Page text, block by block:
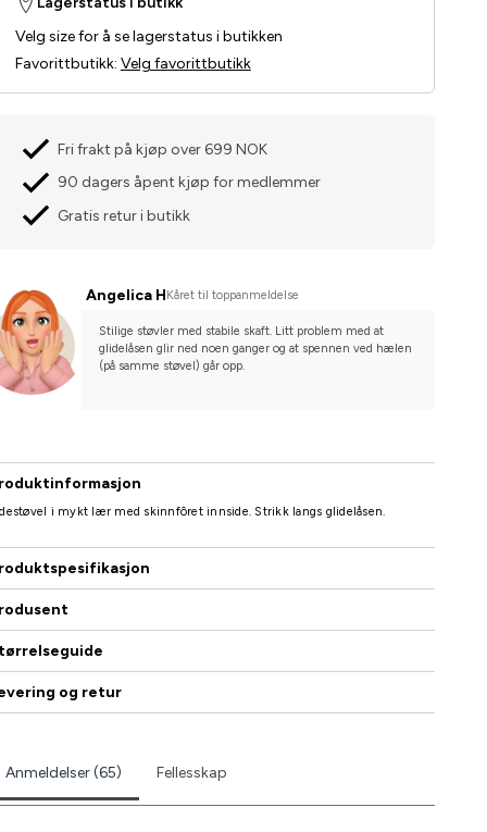
Velg size for å se lagerstatus i butikken
Favorittbutikk: Velg favorittbutikk
Fri frakt på kjøp over 699 NOK
90 dagers åpent kjøp for medlemmer
Gratis retur i butikk
Angelica HKåret til toppanmeldelse
Stilige støvler med stabile skaft. Litt problem med at
glidelåsen glir ned noen ganger og at spennen ved hælen
(på samme støvel) går opp.
i mykt lær med skinnfôret innside. Strikk langs glidelåsen.
og retur
Anmeldelser (65) Fellesskap